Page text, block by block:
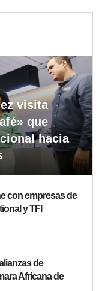
visita
que
hacia
con empresas de
y TFI
de
Africana de